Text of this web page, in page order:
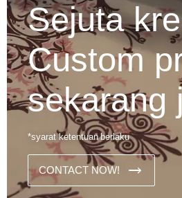
Sejuta
Custom
sekarang
*syarat ketentuan berlaku
CONTACT NOW!